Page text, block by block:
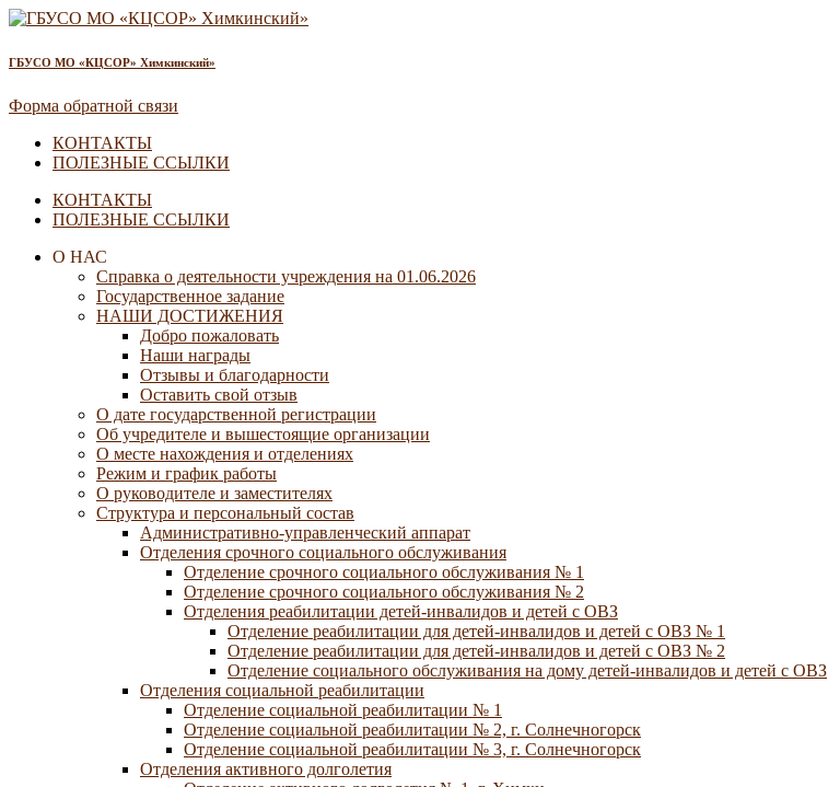
ГБУСО МО «КЦСОР» Химкинский»
Форма обратной связи
КОНТАКТЫ
ПОЛЕЗНЫЕ ССЫЛКИ
КОНТАКТЫ
ПОЛЕЗНЫЕ ССЫЛКИ
О НАС
Справка о деятельности учреждения на 01.06.2026
Государственное задание
НАШИ ДОСТИЖЕНИЯ
Добро пожаловать
Наши награды
Отзывы и благодарности
Оставить свой отзыв
О дате государственной регистрации
Об учредителе и вышестоящие организации
О месте нахождения и отделениях
Режим и график работы
О руководителе и заместителях
Структура и персональный состав
Административно-управленческий аппарат
Отделения срочного социального обслуживания
Отделение срочного социального обслуживания № 1
Отделение срочного социального обслуживания № 2
Отделения реабилитации детей-инвалидов и детей с ОВЗ
Отделение реабилитации для детей-инвалидов и детей с ОВЗ № 1
Отделение реабилитации для детей-инвалидов и детей с ОВЗ № 2
Отделение социального обслуживания на дому детей-инвалидов и детей с ОВЗ
Отделения социальной реабилитации
Отделение социальной реабилитации № 1
Отделение социальной реабилитации № 2, г. Солнечногорск
Отделение социальной реабилитации № 3, г. Солнечногорск
Отделения активного долголетия